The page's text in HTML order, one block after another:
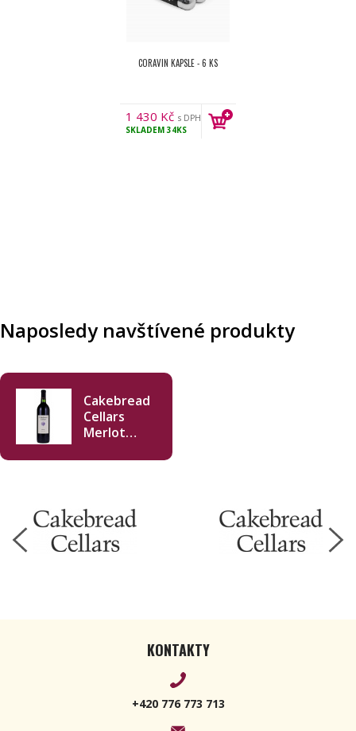
CORAVIN KAPSLE - 6 KS
1 430 Kč s DPH
SKLADEM34KS
Naposledy navštívené produkty
Cakebread
Cellars
Merlot
KONTAKTY
+420 776 773 713